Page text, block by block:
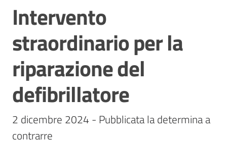
Stazioni
appaltanti
Contatti
Salta al contenuto
Intervento
straordinario per la
riparazione del
defibrillatore
2 dicembre 2024 - Pubblicata la determina a
contrarre